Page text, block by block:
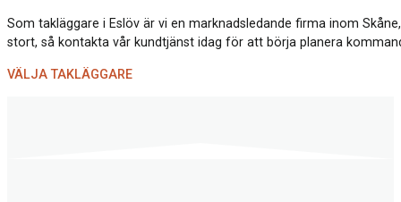
Som takläggare i Eslöv är vi en marknadsledande firma inom
stort, så kontakta vår kundtjänst idag för att börja planera
VÄLJA TAKLÄGGARE